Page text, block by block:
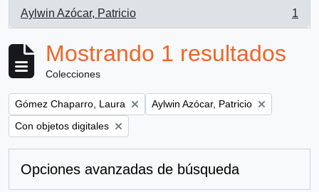
Aylwin Azócar, Patricio
, 1 resultados
1
Mostrando 1 resultados
Colecciones
Remove filter:
Gómez Chaparro, Laura Remove filter:
Aylwin Azócar, Patricio
Remove filter:
Con objetos digitales
Opciones avanzadas de búsqueda